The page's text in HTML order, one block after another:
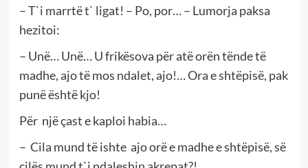
– T`i marrtë t` ligat! – Po, por… – Lumorja paksa
hezitoi:
– Unë… Unë… U frikësova për atë orën tënde të
madhe, ajo të mos ndalet, ajo!… Ora e shtëpisë, pak
punë është kjo!
Për një çast e kaploi habia…
– Cila mund të ishte ajo orë e madhe e shtëpisë, së